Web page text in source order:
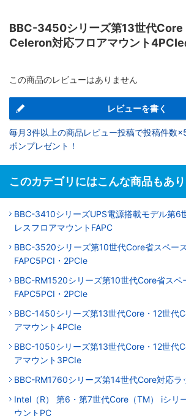
BBC-3450シリーズ第13世代Core
Celeron対応フロアマウント
この商品のレビューはありません
レビューを書く
毎月3件以上の商品レビュー投稿で投稿件数
ポンプレゼント！
このカテゴリにはこんな商品もあり
BBC-3410シリーズUPS電源搭載モデル第6
レスフロアマウントFAPC
BBC-3520シリーズ第10世代Core省スペー
FAPC5PCI・2PCIe
BBC-RM1520シリーズ第10世代Core省スペ
FAPC5PCI・2PCIe
BBC-1450シリーズ第13世代Core・12世代
アマウント4PCIe
BBC-1050シリーズ第13世代Core・12世代
アマウント3PCIe
BBC-RM1760シリーズ第14世代Core対応ラ
Intel（R） 第6・第7世代Core（TM） iシリ
ウントPC